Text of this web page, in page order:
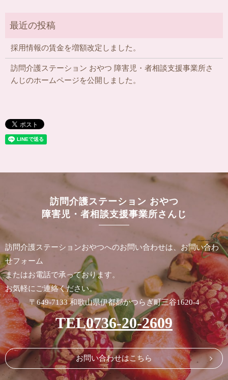
採用情報の賃金を増額改定しました。
訪問介護ステーション おやつ 障害児・者相談支援事業所さ
んじのホームページを公開しました。
訪問介護ステーション おやつ
障害児・者相談支援事業所さんじ
訪問介護ステーションおやつへのお問い合わせは、お問い合わ
せフォーム
またはお電話で承っております。
お気軽にご連絡ください。
〒649-7133 和歌山県伊都郡かつらぎ町三谷1620-4
TEL0736-20-2609
お問い合わせはこちら